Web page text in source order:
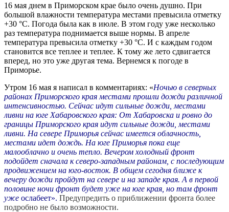
16 мая днем в Приморском крае было очень душно. При
большой влажности температура местами превысила отметку
+30 °С. Погода была как в июле. В этом году уже несколько
раз температура поднимается выше нормы. В апреле
температура превысила отметку +30 °С. И с каждым годом
становится все теплее и теплее. К тому же лето сдвигается
вперед, но это уже другая тема. Вернемся к погоде в
Приморье.
Утром 16 мая я написал в комментариях: «Ночью в северных
районах Приморского края местами прошли дожди различной
интенсивностью. Сейчас идут сильные дожди, местами
ливни на юге Хабаровского края: От Хабаровска и ровно до
границы Приморского края идут сильные дожди, местами
ливни. На севере Приморья сейчас имеется облачность,
местами идет дождь. На юге Приморья пока еще
малооблачно и очень тепло. Вечером холодный фронт
подойдет сначала к северо-западным районам, с последующим
продвижением на юго-восток. В общем сегодня ближе к
вечеру дожди пройдут на севере и на западе края. А в первой
половине ночи фронт будет уже на юге края, но там фронт
уже ослабеет». Предупредить о приближении фронта более
подробно не было возможности.